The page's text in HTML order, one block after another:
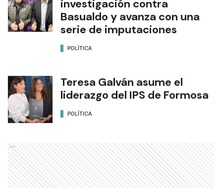
investigación contra
Basualdo y avanza con una
serie de imputaciones
POLÍTICA
Teresa Galván asume el
liderazgo del IPS de Formosa
POLÍTICA
Ads